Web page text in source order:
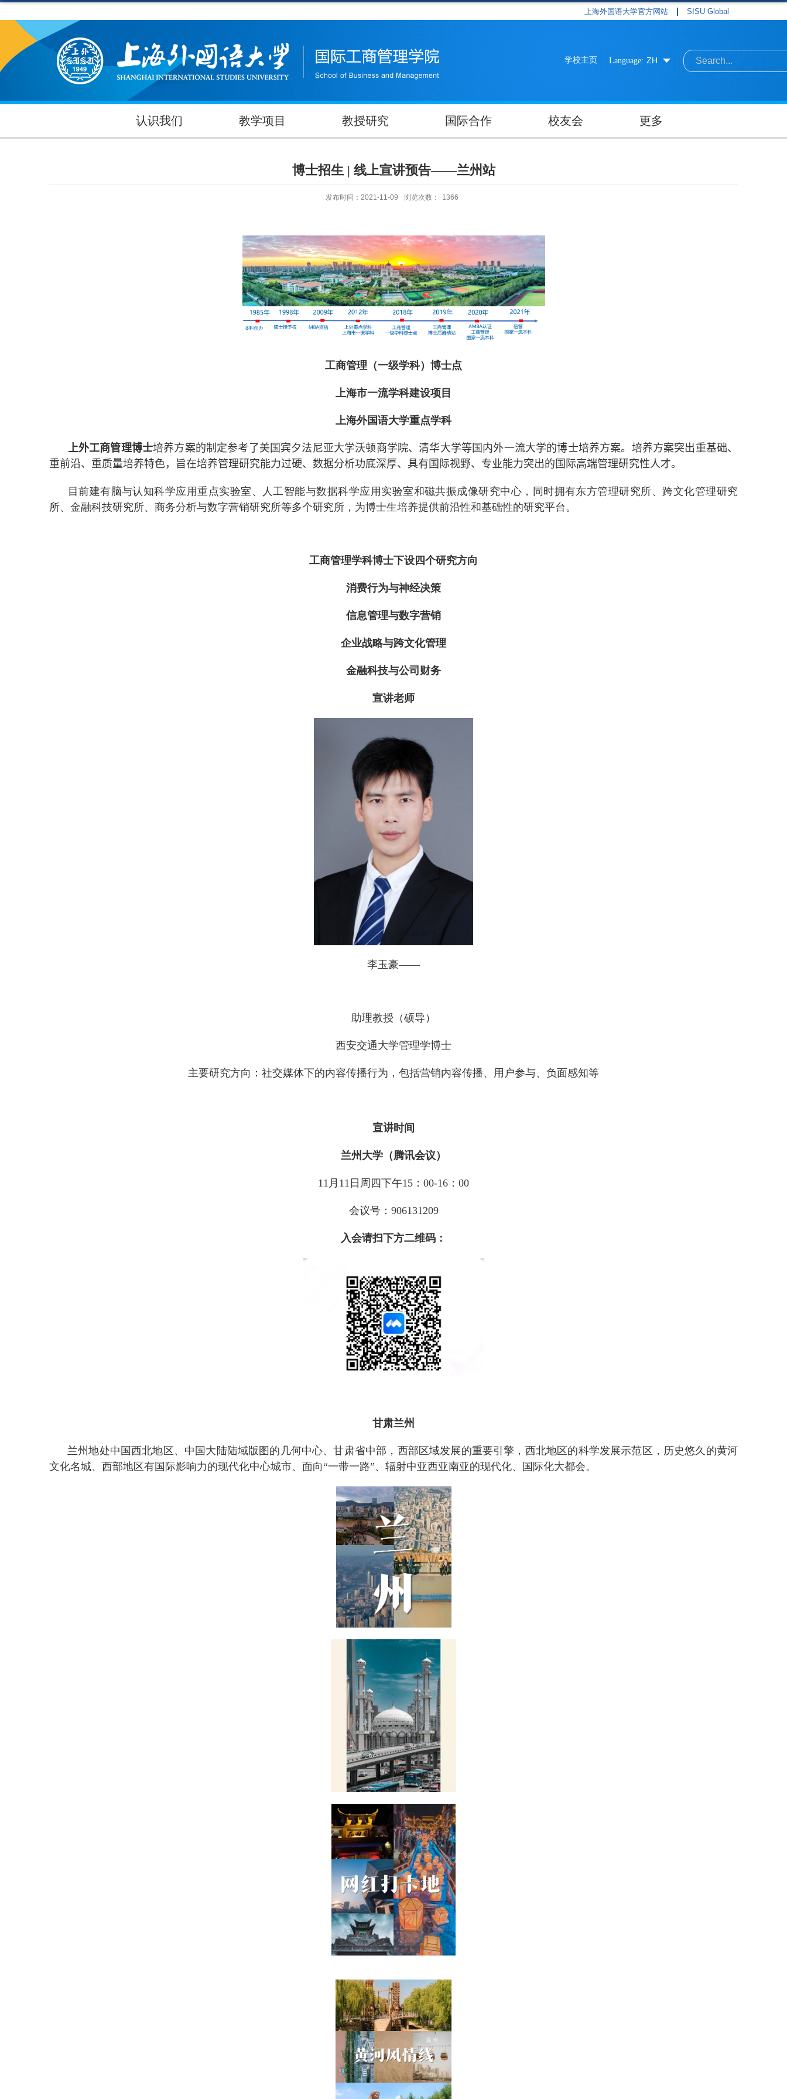
上海外国语大学官方网站 SISU Global
学校主页 Language: ZH
认识我们 教学项目 教授研究 国际合作 校友会 更多
博士招生 | 线上宣讲预告——兰州站
发布时间：2021-11-09 浏览次数： 1366
工商管理（一级学科）博士点
上海市一流学科建设项目
上海外国语大学重点学科
上外工商管理博士培养方案的制定参考了美国宾夕法尼亚大学沃顿商学院、清华大学等国内外一流大学的博士培养方案。培养方案突出重基础、
重前沿、重质量培养特色，旨在培养管理研究能力过硬、数据分析功底深厚、具有国际视野、专业能力突出的国际高端管理研究性人才。
目前建有脑与认知科学应用重点实验室、人工智能与数据科学应用实验室和磁共振成像研究中心，同时拥有东方管理研究所、跨文化管理研究
所、金融科技研究所、商务分析与数字营销研究所等多个研究所，为博士生培养提供前沿性和基础性的研究平台。
工商管理学科博士下设四个研究方向
消费行为与神经决策
信息管理与数字营销
企业战略与跨文化管理
金融科技与公司财务
宣讲老师
李玉豪——
助理教授（硕导）
西安交通大学管理学博士
主要研究方向：社交媒体下的内容传播行为，包括营销内容传播、用户参与、负面感知等
宣讲时间
兰州大学（腾讯会议）
11 月 11 日周四下午15 ： 00-16 ： 00
会议号： 906131209
入会请扫下方二维码：
甘肃兰州
兰州地处中国西北地区、中国大陆陆域版图的几何中心、甘肃省中部，西部区域发展的重要引擎，西北地区的科学发展示范区，历史悠久的黄河
文化名城、西部地区有国际影响力的现代化中心城市、面向“一带一路”、辐射中亚西亚南亚的现代化、国际化大都会。